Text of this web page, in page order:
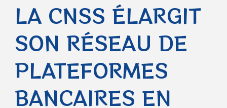
LA CNSS ÉLARGIT
SON RÉSEAU DE
PLATEFORMES
BANCAIRES EN